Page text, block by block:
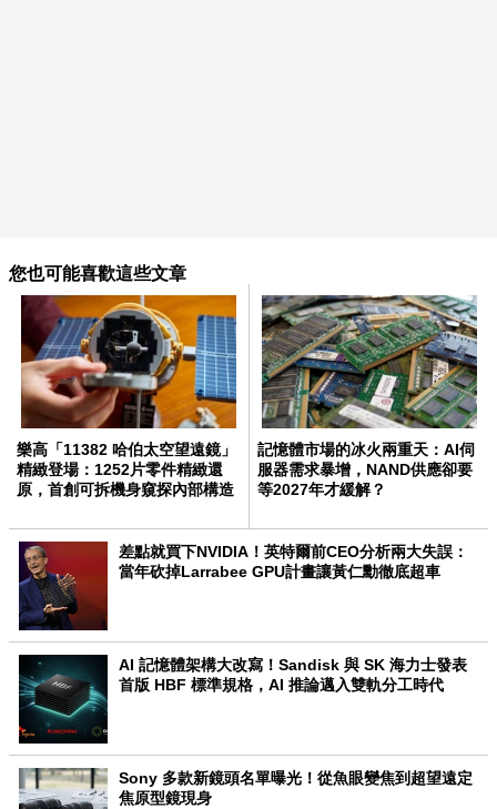
您也可能喜歡這些文章
樂高「11382 哈伯太空望遠鏡」
精緻登場：1252片零件精緻還
原，首創可拆機身窺探內部構造
記憶體市場的冰火兩重天：AI伺
服器需求暴增，NAND供應卻要
等2027年才緩解？
差點就買下NVIDIA！英特爾前CEO分析兩大失誤：
當年砍掉Larrabee GPU計畫讓黃仁勳徹底超車
AI 記憶體架構大改寫！Sandisk 與 SK 海力士發表
首版 HBF 標準規格，AI 推論邁入雙軌分工時代
Sony 多款新鏡頭名單曝光！從魚眼變焦到超望遠定
焦原型鏡現身